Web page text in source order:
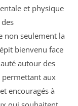
et physique
non seulement la
bienvenu face
autour des
permettant aux
encouragés à